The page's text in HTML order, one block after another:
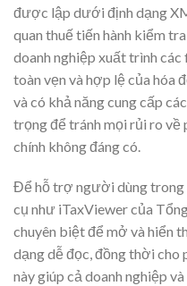
được lập dưới định dạng
quan thuế tiến hành kiểm
doanh nghiệp xuất trình
toàn vẹn và hợp lệ của hóa
và có khả năng cung cấp
trọng để tránh mọi rủi ro về
chính không đáng có.
Để hỗ trợ người dùng trong
cụ như iTaxViewer của
chuyên biệt để mở và hiển
dạng dễ đọc, đồng thời cho
này giúp cả doanh nghiệp